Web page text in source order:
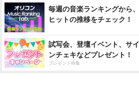
毎週の音楽ランキングから、
ヒットの推移をチェック！
試写会、登壇イベント、サイ
ンチェキなどプレゼント！
プレゼント特集